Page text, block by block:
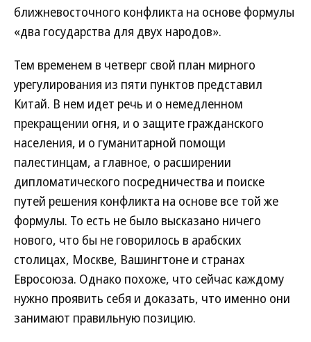
ближневосточного конфликта на основе формулы
«два государства для двух народов».
Тем временем в четверг свой план мирного
урегулирования из пяти пунктов представил
Китай. В нем идет речь и о немедленном
прекращении огня, и о защите гражданского
населения, и о гуманитарной помощи
палестинцам, а главное, о расширении
дипломатического посредничества и поиске
путей решения конфликта на основе все той же
формулы. То есть не было высказано ничего
нового, что бы не говорилось в арабских
столицах, Москве, Вашингтоне и странах
Евросоюза. Однако похоже, что сейчас каждому
нужно проявить себя и доказать, что именно они
занимают правильную позицию.